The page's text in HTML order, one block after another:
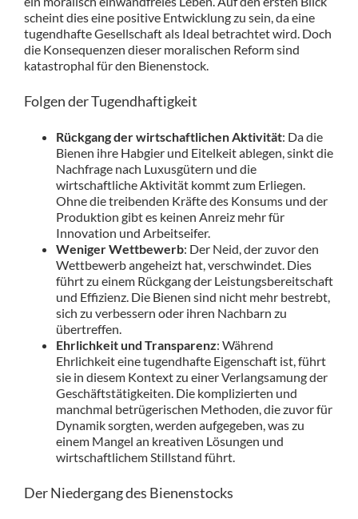
scheint dies eine positive Entwicklung zu sein, da eine
tugendhafte Gesellschaft als Ideal betrachtet wird. Doch
die Konsequenzen dieser moralischen Reform sind
katastrophal für den Bienenstock.
Folgen der Tugendhaftigkeit
Rückgang der wirtschaftlichen Aktivität: Da die
Bienen ihre Habgier und Eitelkeit ablegen, sinkt die
Nachfrage nach Luxusgütern und die
wirtschaftliche Aktivität kommt zum Erliegen.
Ohne die treibenden Kräfte des Konsums und der
Produktion gibt es keinen Anreiz mehr für
Innovation und Arbeitseifer.
Weniger Wettbewerb: Der Neid, der zuvor den
Wettbewerb angeheizt hat, verschwindet. Dies
führt zu einem Rückgang der Leistungsbereitschaft
und Effizienz. Die Bienen sind nicht mehr bestrebt,
sich zu verbessern oder ihren Nachbarn zu
übertreffen.
Ehrlichkeit und Transparenz: Während
Ehrlichkeit eine tugendhafte Eigenschaft ist, führt
sie in diesem Kontext zu einer Verlangsamung der
Geschäftstätigkeiten. Die komplizierten und
manchmal betrügerischen Methoden, die zuvor für
Dynamik sorgten, werden aufgegeben, was zu
einem Mangel an kreativen Lösungen und
wirtschaftlichem Stillstand führt.
Der Niedergang des Bienenstocks